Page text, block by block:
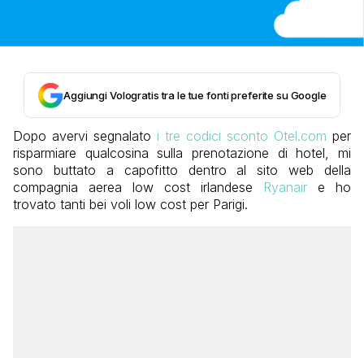
Aggiungi Vologratis tra le tue fonti preferite su Google
Dopo avervi segnalato i tre codici sconto Otel.com per
risparmiare qualcosina sulla prenotazione di hotel, mi
sono buttato a capofitto dentro al sito web della
compagnia aerea low cost irlandese Ryanair e ho
trovato tanti bei voli low cost per Parigi.